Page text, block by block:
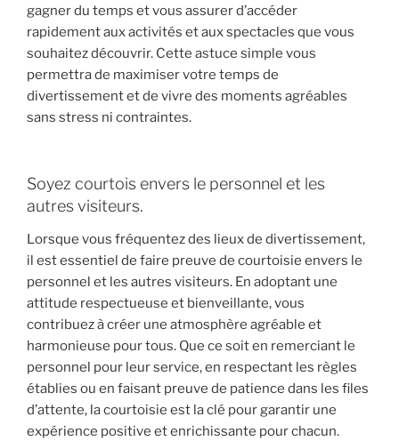
gagner du temps et vous assurer d’accéder
rapidement aux activités et aux spectacles que vous
souhaitez découvrir. Cette astuce simple vous
permettra de maximiser votre temps de
divertissement et de vivre des moments agréables
sans stress ni contraintes.
Soyez courtois envers le personnel et les
autres visiteurs.
Lorsque vous fréquentez des lieux de divertissement,
il est essentiel de faire preuve de courtoisie envers le
personnel et les autres visiteurs. En adoptant une
attitude respectueuse et bienveillante, vous
contribuez à créer une atmosphère agréable et
harmonieuse pour tous. Que ce soit en remerciant le
personnel pour leur service, en respectant les règles
établies ou en faisant preuve de patience dans les files
d’attente, la courtoisie est la clé pour garantir une
expérience positive et enrichissante pour chacun.